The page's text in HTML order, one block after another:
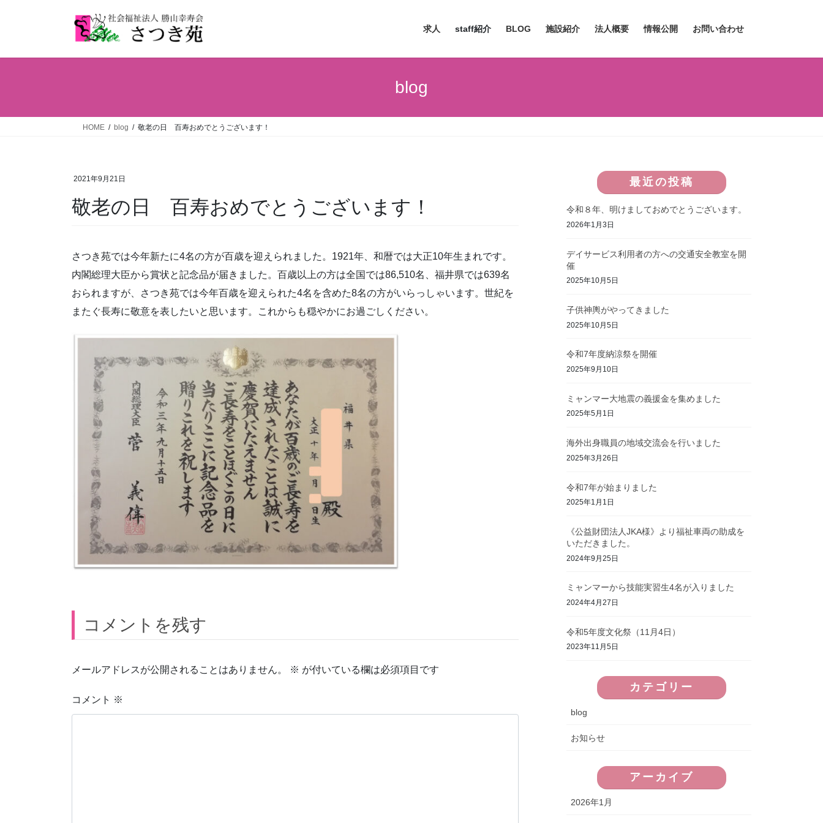
求人 staff紹介 BLOG 施設紹介 法人概要 情報公開 お問い合わせ
blog
HOME blog 敬老の日 百寿おめでとうございます！
2021年9月21日
敬老の日 百寿おめでとうございます！
さつき苑では今年新たに4名の方が百歳を迎えられました。1921年、和暦では大正10年生まれです。
内閣総理大臣から賞状と記念品が届きました。百歳以上の方は全国では86,510名、福井県では639名
おられますが、さつき苑では今年百歳を迎えられた4名を含めた8名の方がいらっしゃいます。世紀を
またぐ長寿に敬意を表したいと思います。これからも穏やかにお過ごしください。
コメントを残す
メールアドレスが公開されることはありません。 ※ が付いている欄は必須項目です
コメント ※
最近の投稿
令和８年、明けましておめでとうございます。
2026年1月3日
デイサービス利用者の方への交通安全教室を開
催
2025年10月5日
子供神輿がやってきました
2025年10月5日
令和7年度納涼祭を開催
2025年9月10日
ミャンマー大地震の義援金を集めました
2025年5月1日
海外出身職員の地域交流会を行いました
2025年3月26日
令和7年が始まりました
2025年1月1日
《公益財団法人JKA様》より福祉車両の助成を
いただきました。
2024年9月25日
ミャンマーから技能実習生4名が入りました
2024年4月27日
令和5年度文化祭（11月4日）
2023年11月5日
カテゴリー
blog
お知らせ
アーカイブ
2026年1月